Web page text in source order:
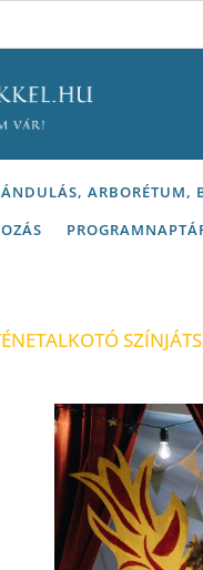
ARBORÉTUM,